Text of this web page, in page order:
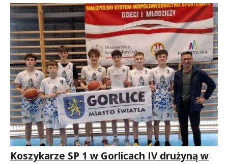
Koszykarze SP 1 w Gorlicach IV drużyną w